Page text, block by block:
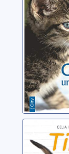
Norton,
Tilly: un
de chat